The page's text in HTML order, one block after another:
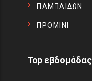
ΠΑΜΠΑΙΔΩΝ
ΠΡΟΜΙΝΙ
Top εβδομάδας